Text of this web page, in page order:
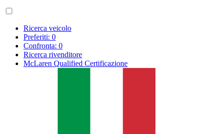
Ricerca veicolo
Preferiti: 0
Confronta: 0
Ricerca rivenditore
McLaren Qualified Certificazione